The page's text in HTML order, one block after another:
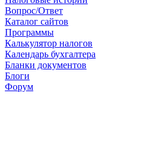
Вопрос/Ответ
Каталог сайтов
Программы
Калькулятор налогов
Календарь бухгалтера
Бланки документов
Блоги
Форум